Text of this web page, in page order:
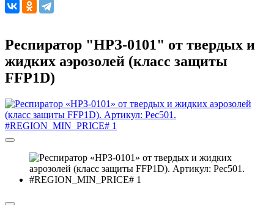
Респиратор "НРЗ-0101" от твердых и
жидких аэрозолей (класс защиты
FFP1D)